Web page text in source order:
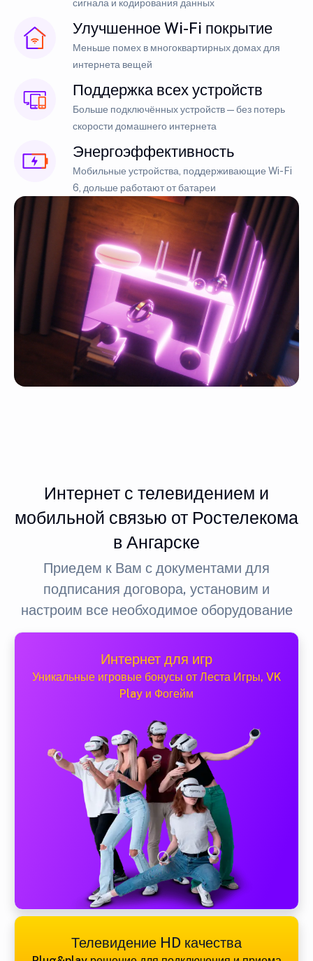
сигнала и кодирования данных
Улучшенное Wi-Fi покрытие
Меньше помех в многоквартирных домах для
интернета вещей
Поддержка всех устройств
Больше подключённых устройств — без потерь
скорости домашнего интернета
Энергоэффективность
Мобильные устройства, поддерживающие Wi-Fi
6, дольше работают от батареи
Интернет с телевидением и
мобильной связью от Ростелекома
в Ангарске
Приедем к Вам с документами для
подписания договора, установим и
настроим все необходимое оборудование
Интернет для игр
Уникальные игровые бонусы от Леста Игры, VK
Play и Фогейм
Телевидение HD качества